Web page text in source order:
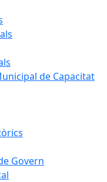
de Capacitat
Govern